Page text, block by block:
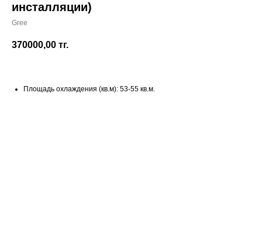
инсталляции)
Gree
370000,00 тг.
Площадь охлаждения (кв.м): 53-55 кв.м.